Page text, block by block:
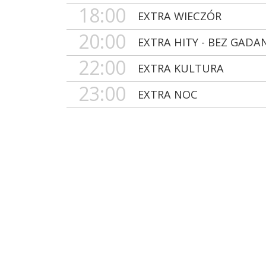
18:00
EXTRA WIECZÓR
20:00 EXTRA HITY - BEZ
22:00 EXTRA KULTURA
23:00 EXTRA NOC